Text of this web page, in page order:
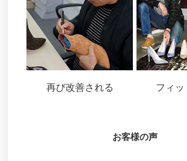
再び改善される フィッ
お客様の声